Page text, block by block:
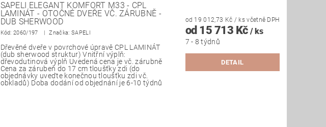
SAPELI ELEGANT KOMFORT M33 - CPL
LAMINÁT - OTOČNÉ DVEŘE VČ. ZÁRUBNĚ -
DUB SHERWOOD
Kód:2060/197 Značka: SAPELI
Dřevěné dveře v povrchové úpravě CPL LAMINÁT
(dub sherwood struktur) Vnitřní výplň:
dřevodutinová výplň Uvedená cena je vč. zárubně
Cena za zárubeň do 17 cm tloušťky zdi (do
objednávky uveďte konečnou tloušťku zdi vč.
obkladů) Doba dodání od objednání je 6-10 týdnů
od 19 012,73 Kč / ksvčetně DPH
od 15 713 Kč/ ks
7 - 8 týdnů
DETAIL